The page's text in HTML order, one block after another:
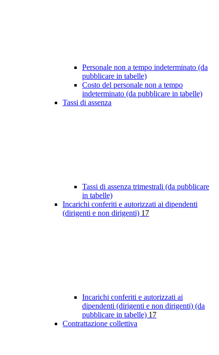
Personale non a tempo indeterminato (da
pubblicare in tabelle)
Costo del personale non a tempo
indeterminato (da pubblicare in tabelle)
Tassi di assenza
Tassi di assenza trimestrali (da pubblicare
in tabelle)
Incarichi conferiti e autorizzati ai dipendenti
(dirigenti e non dirigenti) 17
Incarichi conferiti e autorizzati ai
dipendenti (dirigenti e non dirigenti) (da
pubblicare in tabelle) 17
Contrattazione collettiva